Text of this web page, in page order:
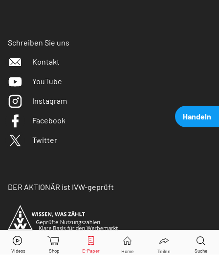
Handeln
Shell Aktie jetzt handeln?
Schreiben Sie uns
Kontakt
YouTube
Instagram
Facebook
Twitter
DER AKTIONÄR ist IVW-geprüft